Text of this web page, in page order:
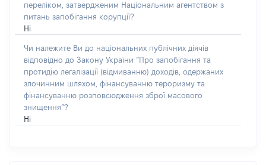
переліком, затвердженим Національним агентством з
питань запобігання корупції?
Ні
Чи належите Ви до національних публічних діячів
відповідно до Закону України “Про запобігання та
протидію легалізації (відмиванню) доходів, одержаних
злочинним шляхом, фінансуванню тероризму та
фінансуванню розповсюдження зброї масового
знищення”?
Ні